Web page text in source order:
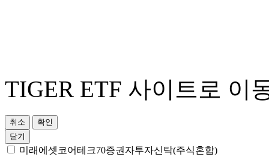
TIGER ETF 사이트로 이
취소
확인
닫기
미래에셋코어테크70증권자투자신탁(주식혼합)